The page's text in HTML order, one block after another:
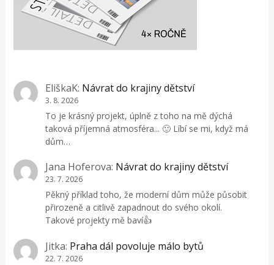
EliškaK: Návrat do krajiny dětství
3. 8. 2026
To je krásný projekt, úplně z toho na mě dýchá
taková příjemná atmosféra... 🙂 Líbí se mi, když má
dům…
Jana Hoferova: Návrat do krajiny dětství
23. 7. 2026
Pěkný příklad toho, že moderní dům může působit
přirozeně a citlivě zapadnout do svého okolí.
Takové projekty mě baví👍
Jitka: Praha dál povoluje málo bytů
22. 7. 2026